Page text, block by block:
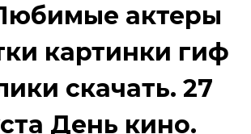
актеры
картинки гиф
скачать. 27
День кино.